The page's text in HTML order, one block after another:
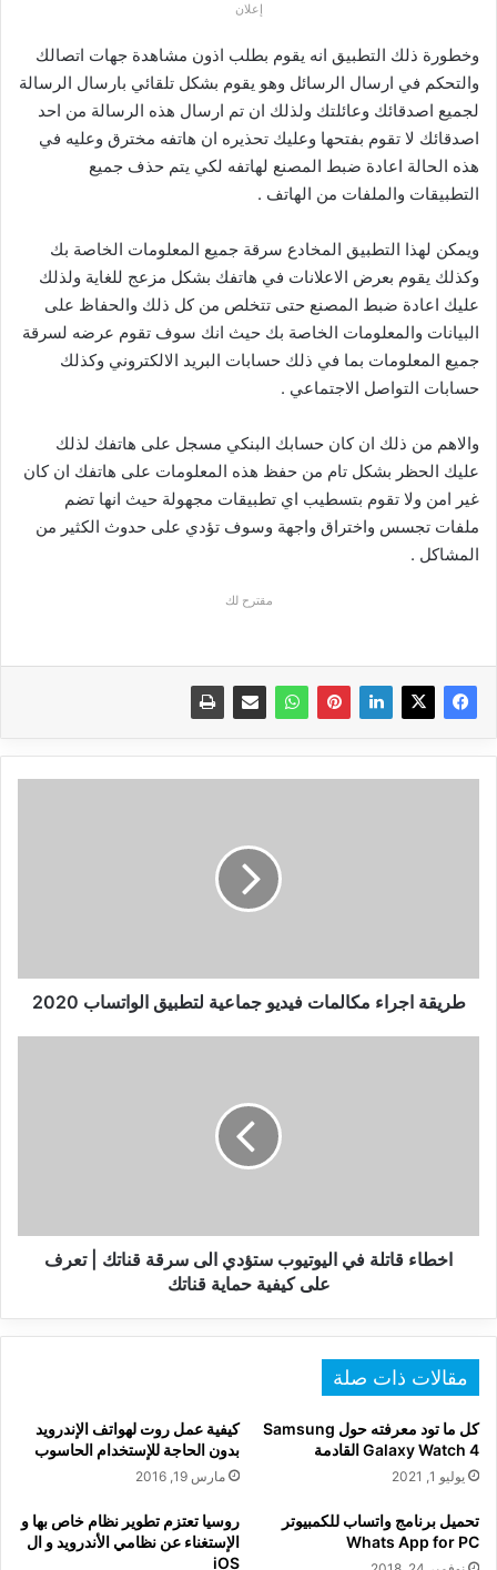
إعلان
وخطورة ذلك التطبيق انه يقوم بطلب اذون مشاهدة جهات اتصالك
والتحكم في ارسال الرسائل وهو يقوم بشكل تلقائي بارسال الرسالة
لجميع اصدقائك وعائلتك ولذلك ان تم ارسال هذه الرسالة من احد
اصدقائك لا تقوم بفتحها وعليك تحذيره ان هاتفه مخترق وعليه في
هذه الحالة اعادة ضبط المصنع لهاتفه لكي يتم حذف جميع
التطبيقات والملفات من الهاتف .
ويمكن لهذا التطبيق المخادع سرقة جميع المعلومات الخاصة بك
وكذلك يقوم بعرض الاعلانات في هاتفك بشكل مزعج للغاية ولذلك
عليك اعادة ضبط المصنع حتى تتخلص من كل ذلك والحفاظ على
البيانات والمعلومات الخاصة بك حيث انك سوف تقوم عرضه لسرقة
جميع المعلومات بما في ذلك حسابات البريد الالكتروني وكذلك
حسابات التواصل الاجتماعي .
والاهم من ذلك ان كان حسابك البنكي مسجل على هاتفك لذلك
عليك الحظر بشكل تام من حفظ هذه المعلومات على هاتفك ان كان
غير امن ولا تقوم بتسطيب اي تطبيقات مجهولة حيث انها تضم
ملفات تجسس واختراق واجهة وسوف تؤدي على حدوث الكثير من
المشاكل .
مقترح لك
طريقة اجراء مكالمات فيديو جماعية لتطبيق الواتساب 2020
|
تعرفاخطاء قاتلة في اليوتيوب ستؤدي الى سرقة قناتك | تعرف
على كيفية حماية قناتك
مقالات ذات صلة
كل ما تود معرفته حول Samsung
Galaxy Watch 4 القادمة
يوليو 1, 2021
كيفية عمل روت لهواتف الإندرويد
بدون الحاجة للإستخدام الحاسوب
مارس 19, 2016
تحميل برنامج واتساب للكمبيوتر
Whats App for PC
روسيا تعتزم تطوير نظام خاص بها و
الإستغناء عن نظامي الأندرويد و ال
iOS